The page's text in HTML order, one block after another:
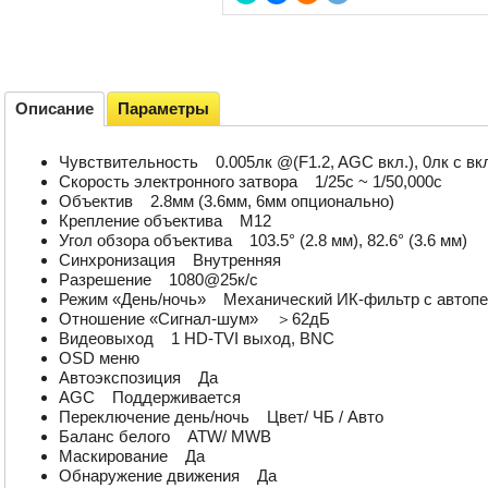
Описание Параметры
Чувствительность 0.005лк @(F1.2, AGC вкл.), 0лк с
Скорость электронного затвора 1/25с ~ 1/50,000с
Объектив 2.8мм (3.6мм, 6мм опционально)
Крепление объектива М12
Угол обзора объектива 103.5° (2.8 мм), 82.6° (3.6 мм)
Синхронизация Внутренняя
Разрешение 1080@25к/с
Режим «День/ночь» Механический ИК-фильтр с
Отношение «Сигнал-шум» ＞62дБ
Видеовыход 1 HD-TVI выход, BNC
OSD меню
Автоэкспозиция Да
AGC Поддерживается
Переключение день/ночь Цвет/ ЧБ / Авто
Баланс белого ATW/ MWB
Маскирование Да
Обнаружение движения Да